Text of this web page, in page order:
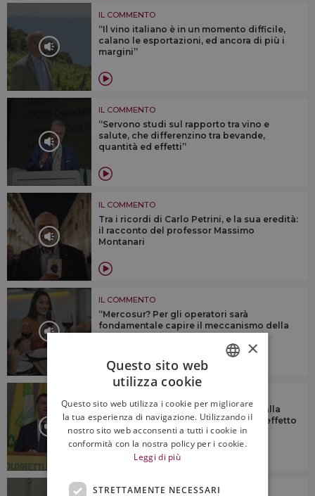
IL COMMENTO
“Il vino italiano è in un momento difficile,
calano le esportazioni, ed ancora di più i
margini”
IL COMMENTO
“Servono studi sul rapporto tra vino e
salute, che differenzino tra bevande,
quantità ed effetti”
IL COMMENTO
Tra i ricordi di Carlo Petrini, e la sua eredità:
il racconto del professor Massimo
Montanari
IL COMMENTO
“Mercosur? Per gli operatori sarà
fondamentale capire il meccanismo della
1:34
“Cocktails ed energy drink favoriti dalla
demonizzazione del vino, questo è l’effetto
sulla salute”
IL COMMENTO
ENGLISH
×
Questo sito web
utilizza cookie
Questo sito web utilizza i cookie per migliorare
la tua esperienza di navigazione. Utilizzando il
nostro sito web acconsenti a tutti i cookie in
conformità con la nostra policy per i cookie.
Leggi di più
STRETTAMENTE NECESSARI